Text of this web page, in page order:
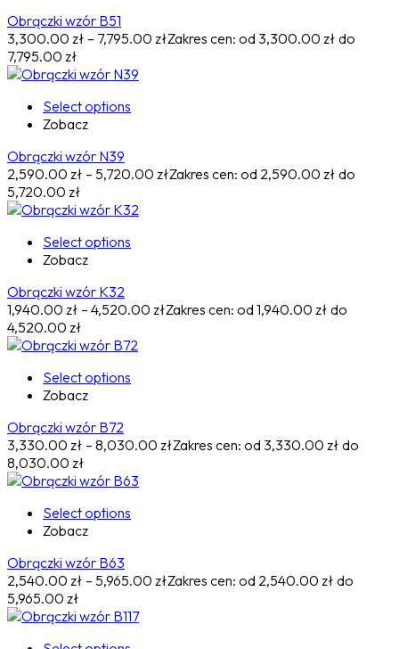
Obrączki wzór B51
3,300.00 zł – 7,795.00 złZakres cen: od 3,300.00 zł do
7,795.00 zł
Select options
Zobacz
Obrączki wzór N39
2,590.00 zł – 5,720.00 złZakres cen: od 2,590.00 zł do
5,720.00 zł
Select options
Zobacz
Obrączki wzór K32
1,940.00 zł – 4,520.00 złZakres cen: od 1,940.00 zł do
4,520.00 zł
Select options
Zobacz
Obrączki wzór B72
3,330.00 zł – 8,030.00 złZakres cen: od 3,330.00 zł do
8,030.00 zł
Select options
Zobacz
Obrączki wzór B63
2,540.00 zł – 5,965.00 złZakres cen: od 2,540.00 zł do
5,965.00 zł